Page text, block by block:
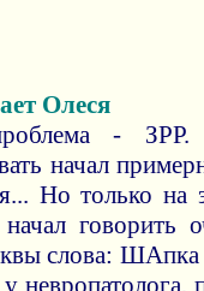
Олеся
- ЗРР.
начал
Но только
говорить
слова: